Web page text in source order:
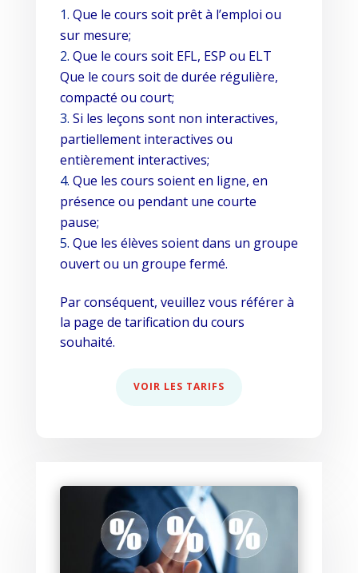
Que le cours soit prêt à l’emploi ou
sur mesure;
Que le cours soit EFL, ESP ou ELT
Que le cours soit de durée régulière,
compacté ou court;
Si les leçons sont non interactives,
partiellement interactives ou
entièrement interactives;
Que les cours soient en ligne, en
présence ou pendant une courte
pause;
Que les élèves soient dans un groupe
ouvert ou un groupe fermé.
Par conséquent, veuillez vous référer à
la page de tarification du cours
souhaité.
VOIR LES TARIFS